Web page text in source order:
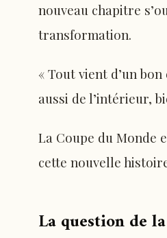
nouveau chapitre
transformation.
« Tout vient d’un
aussi de l’intérieur,
La Coupe du Monde
cette nouvelle
La question de la